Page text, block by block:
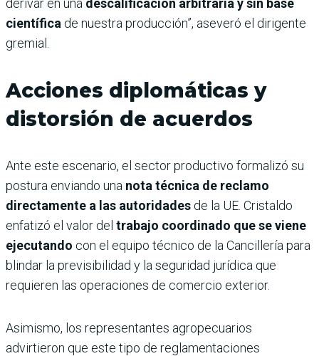
científica de nuestra producción”, aseveró el dirigente
gremial.
Acciones diplomáticas y
distorsión de acuerdos
Ante este escenario, el sector productivo formalizó su
postura enviando una nota técnica de reclamo
directamente a las autoridades de la UE. Cristaldo
enfatizó el valor del trabajo coordinado que se viene
ejecutando con el equipo técnico de la Cancillería para
blindar la previsibilidad y la seguridad jurídica que
requieren las operaciones de comercio exterior.
Asimismo, los representantes agropecuarios
advirtieron que este tipo de reglamentaciones